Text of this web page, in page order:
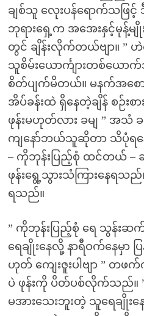
ချစ်သူ လေုးပန်ရောက်သဖြ
ဘုရားရှေ့က အအေးနှင့်မုန့်မ
တွင် ချိန်းလိုက်တယ်ဗျာ။ ”
သူစိမ်းယောင်္ကျားတစ်ယော
စိတ်ပျက်မိတယ်။ မနက်အစော
အိပ်ခန်းထဲ ရှိနေတဲ့ချိန် စဉ်းစ
ဖုန်းမဟုတ်လား ခမျ ” အ
ကျနော်ဘယ်သူဆိုတာ သိပုံရန
– ကိုဘုန်းပြည့်စုံ ထင်တယ် –
ဖုန်းရွေ့သွားသံကြားနေရသည်
ရသည်။
” ကိုဘုန်းပြည့်စုံ ရေ သွန်းဆ
ရေချိုးနေလို့ နာရီဝက်နေမှာ
ဟုတ် ကျေးဇူးပါဗျာ ” တဖ
ပဲ ဖုန်းကို ပိတ်ပစ်လိုက်သည်။
မအားသေးဘူးတဲ့ သူရေချိုး